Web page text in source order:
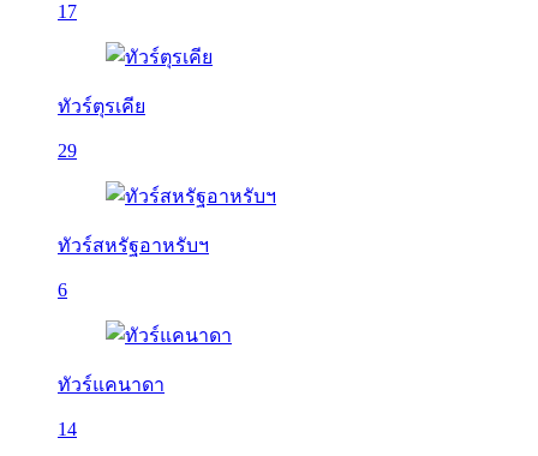
17
ทัวร์ตุรเคีย
29
ทัวร์สหรัฐอาหรับฯ
6
ทัวร์แคนาดา
14